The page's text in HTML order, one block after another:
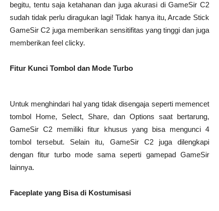
begitu, tentu saja ketahanan dan juga akurasi di GameSir C2
sudah tidak perlu diragukan lagi! Tidak hanya itu, Arcade Stick
GameSir C2 juga memberikan sensitifitas yang tinggi dan juga
memberikan feel clicky.
Fitur Kunci Tombol dan Mode Turbo
Untuk menghindari hal yang tidak disengaja seperti memencet
tombol Home, Select, Share, dan Options saat bertarung,
GameSir C2 memiliki fitur khusus yang bisa mengunci 4
tombol tersebut. Selain itu, GameSir C2 juga dilengkapi
dengan fitur turbo mode sama seperti gamepad GameSir
lainnya.
Faceplate yang Bisa di Kostumisasi